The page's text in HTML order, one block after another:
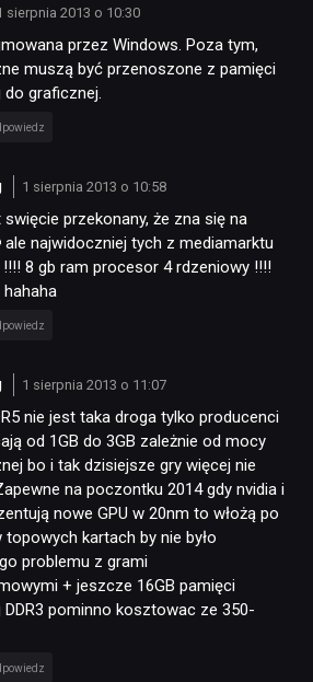
sierpnia 2013 o 10:30
przez Windows. Poza tym,
muszą być przenoszone z pamięci
graficznej.
1 sierpnia 2013 o 10:58
przekonany, że zna się na
najwidoczniej tych z mediamarktu
!!!! 8 gb ram procesor 4 rdzeniowy !!!!
hahaha
1 sierpnia 2013 o 11:07
nie jest taka droga tylko producenci
od 1GB do 3GB zależnie od mocy
bo i tak dzisiejsze gry więcej nie
na poczontku 2014 gdy nvidia i
nowe GPU w 20nm to włożą po
topowych kartach by nie było
problemu z grami
+ jeszcze 16GB pamięci
pominno kosztowac ze 350-